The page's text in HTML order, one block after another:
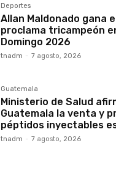
Deportes
Allan Maldonado gana
proclama tricampeón
Domingo 2026
tnadm - 7 agosto, 2026
Guatemala
Ministerio de Salud
Guatemala la venta y
péptidos inyectables
tnadm - 7 agosto, 2026